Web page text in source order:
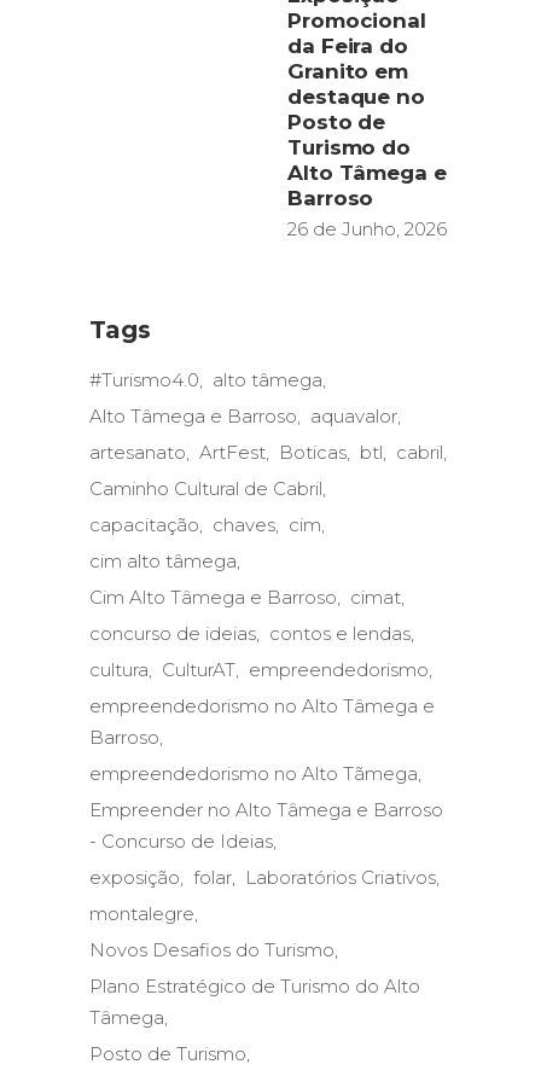
Promocional
da Feira do
Granito em
destaque no
Posto de
Turismo do
Alto Tâmega e
Barroso
26 de Junho, 2026
Tags
#Turismo4.0
alto tâmega
Alto Tâmega e Barroso
aquavalor
artesanato
ArtFest Boticas btl
cabril
Caminho Cultural de Cabril
capacitação
chaves
cim
cim alto tâmega
Cim Alto Tâmega e Barroso
cimat
concurso de ideias
contos e lendas
cultura
CulturAT
empreendedorismo
empreendedorismo no Alto Tâmega e
Barroso
empreendedorismo no Alto Tãmega
Empreender no Alto Tâmega e Barroso
- Concurso de Ideias
exposição
folar
Laboratórios Criativos
montalegre
Novos Desafios do Turismo
Plano Estratégico de Turismo do Alto
Tâmega
Posto de Turismo